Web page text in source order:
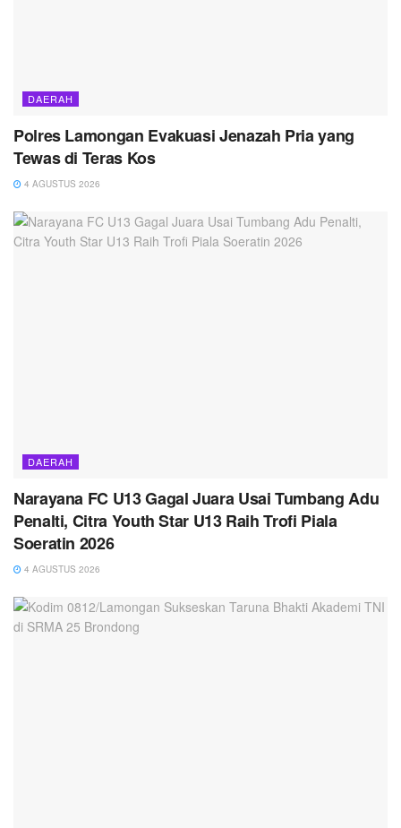
DAERAH
Polres Lamongan Evakuasi Jenazah Pria yang
Tewas di Teras Kos
4 AGUSTUS 2026
DAERAH
Narayana FC U13 Gagal Juara Usai Tumbang Adu
Penalti, Citra Youth Star U13 Raih Trofi Piala
Soeratin 2026
4 AGUSTUS 2026